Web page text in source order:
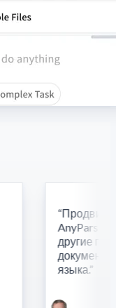
AnyParser
другие
документы
языка.”